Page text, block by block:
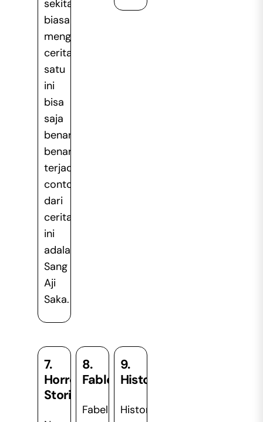
sekitar
biasanya
menganggap
cerita
satu
ini
bisa
saja
benar-
benar
terjadi,
contoh
dari
cerita
ini
adalah
Sang
Aji
Saka.
7.
Horror
Stories
8.
Fable
Fabel
9.
History
History